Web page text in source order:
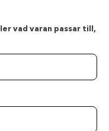
vad varan passar till,